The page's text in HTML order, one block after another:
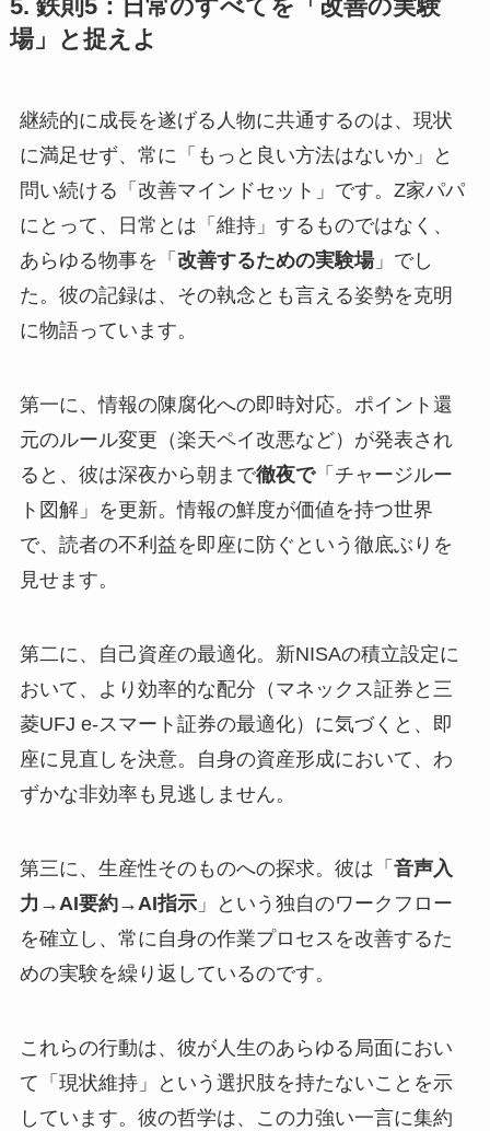
5. 鉄則5：日常のすべてを「改善の実験
場」と捉えよ
継続的に成長を遂げる人物に共通するのは、現状
に満足せず、常に「もっと良い方法はないか」と
問い続ける「改善マインドセット」です。Z家パパ
にとって、日常とは「維持」するものではなく、
あらゆる物事を「 改善するための実験場」でし
た。彼の記録は、その執念とも言える姿勢を克明
に物語っています。
第一に、情報の陳腐化への即時対応。ポイント還
元のルール変更（楽天ペイ改悪など）が発表され
ると、彼は深夜から朝まで徹夜で「チャージルー
ト図解」を更新。情報の鮮度が価値を持つ世界
で、読者の不利益を即座に防ぐという徹底ぶりを
見せます。
第二に、自己資産の最適化。新NISAの積立設定に
おいて、より効率的な配分（マネックス証券と三
菱UFJ e-スマート証券の最適化）に気づくと、即
座に見直しを決意。自身の資産形成において、わ
ずかな非効率も見逃しません。
第三に、生産性そのものへの探求。彼は「 音声入
力→AI要約→AI指示」という独自のワークフロー
を確立し、常に自身の作業プロセスを改善するた
めの実験を繰り返しているのです。
これらの行動は、彼が人生のあらゆる局面におい
て「現状維持」という選択肢を持たないことを示
しています。彼の哲学は、この力強い一言に集約